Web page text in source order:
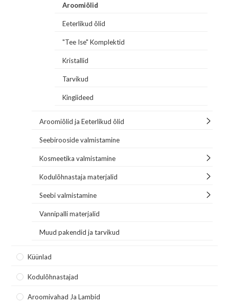
Aroomiõlid
Eeterlikud õlid
"Tee Ise" Komplektid
Kristallid
Tarvikud
Kingiideed
Aroomiõlid ja Eeterlikud õlid
Seebirooside valmistamine
Kosmeetika valmistamine
Kodulõhnastaja materjalid
Seebi valmistamine
Vannipalli materjalid
Muud pakendid ja tarvikud
Küünlad
Kodulõhnastajad
Aroomivahad Ja Lambid